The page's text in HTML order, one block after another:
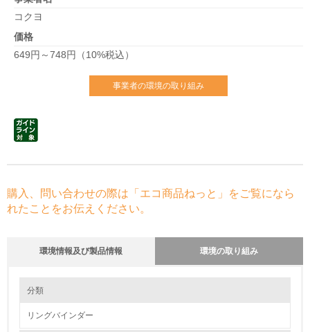
コクヨ
価格
649円～748円（10%税込）
事業者の環境の取り組み
購入、問い合わせの際は「エコ商品ねっと」をご覧になら
れたことをお伝えください。
環境情報及び製品情報 環境の取り組み
1.環境取り組み体制
分類
リングバインダー